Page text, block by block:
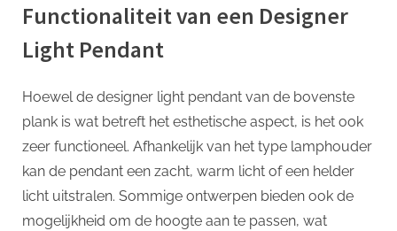
Functionaliteit van een Designer
Light Pendant
Hoewel de designer light pendant van de bovenste
plank is wat betreft het esthetische aspect, is het ook
zeer functioneel. Afhankelijk van het type lamphouder
kan de pendant een zacht, warm licht of een helder
licht uitstralen. Sommige ontwerpen bieden ook de
mogelijkheid om de hoogte aan te passen, wat